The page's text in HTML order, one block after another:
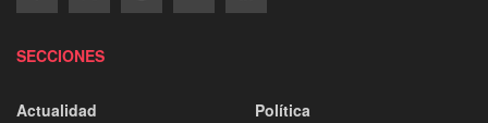
SECCIONES
Actualidad
Política